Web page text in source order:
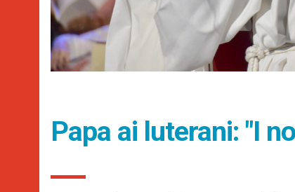
Papa ai luterani: "I